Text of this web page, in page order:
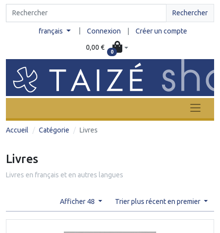
Rechercher
français Connexion Créer un compte
0,00 €
0
Accueil Catégorie Livres
Livres
Livres en français et en autres langues
Afficher 48 Trier plus récent en premier